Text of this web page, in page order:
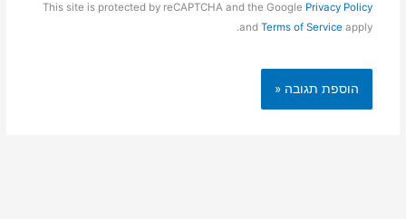
This site is protected by reCAPTCHA and the Google Privacy Policy
andTerms of Service apply.